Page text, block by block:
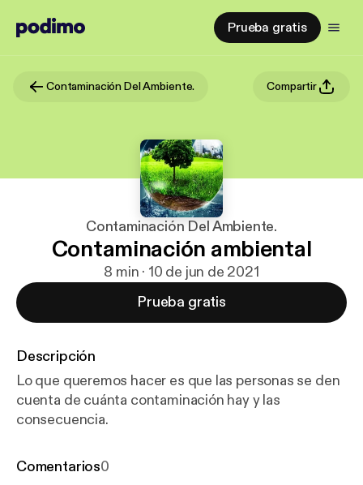
Prueba gratis
Contaminación Del Ambiente. Compartir
Contaminación Del Ambiente.
Contaminación ambiental
8 min · 10 de jun de 2021
Prueba gratis
Descripción
Lo que queremos hacer es que las personas se den
cuenta de cuánta contaminación hay y las
consecuencia.
Comentarios0